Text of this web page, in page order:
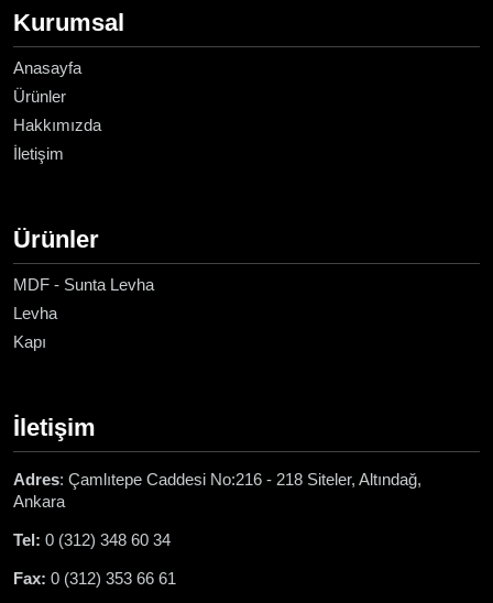
Kurumsal
Anasayfa
Ürünler
Hakkımızda
İletişim
Ürünler
MDF - Sunta Levha
Levha
Kapı
İletişim
Adres: Çamlıtepe Caddesi No:216 - 218 Siteler, Altındağ,
Ankara
Tel: 0 (312) 348 60 34
Fax: 0 (312) 353 66 61